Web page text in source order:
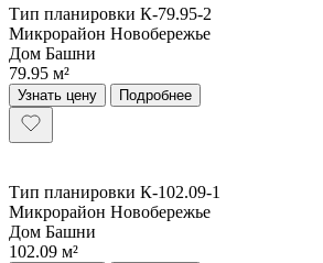
Тип планировки К-79.95-2
Микрорайон Новобережье
Дом Башни
79.95 м²
Узнать цену Подробнее
Тип планировки К-102.09-1
Микрорайон Новобережье
Дом Башни
102.09 м²